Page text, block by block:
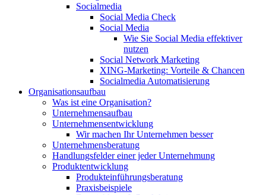
Socialmedia
Social Media Check
Social Media
Wie Sie Social Media effektiver
nutzen
Social Network Marketing
XING-Marketing: Vorteile & Chancen
Socialmedia Automatisierung
Organisationsaufbau
Was ist eine Organisation?
Unternehmensaufbau
Unternehmensentwicklung
Wir machen Ihr Unternehmen besser
Unternehmensberatung
Handlungsfelder einer jeder Unternehmung
Produktentwicklung
Produkteinführungsberatung
Praxisbeispiele